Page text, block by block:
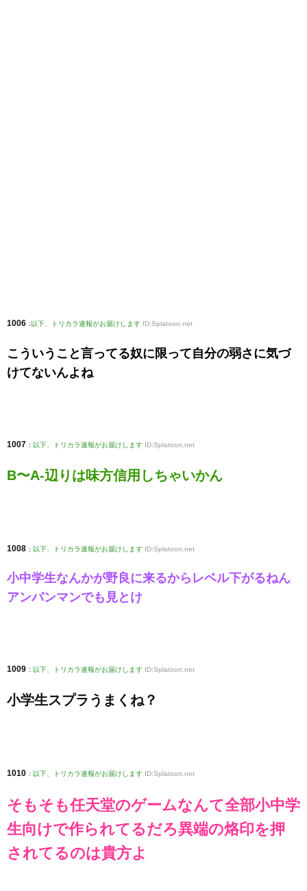
1006 :以下、トリカラ速報がお届けします ID:Splatoon.net
こういうこと言ってる奴に限って自分の弱さに気づ
けてないんよね
1007 : 以下、トリカラ速報がお届けします ID:Splatoon.net
B〜A-辺りは味方信用しちゃいかん
1008 : 以下、トリカラ速報がお届けします ID:Splatoon.net
小中学生なんかが野良に来るからレベル下がるねん
アンパンマンでも見とけ
1009 : 以下、トリカラ速報がお届けします ID:Splatoon.net
小学生スプラうまくね？
1010 : 以下、トリカラ速報がお届けします ID:Splatoon.net
そもそも任天堂のゲームなんて全部小中学
生向けで作られてるだろ異端の烙印を押
されてるのは貴方よ